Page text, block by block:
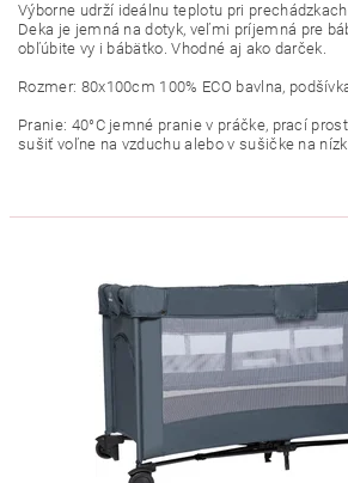
Výborne udrží ideálnu teplotu pri
Deka je jemná nadotyk, veľmi príjemná pre
obľúbite vy i bábätko. Vhodné aj ako darček.
Rozmer: 80x100cm 100% ECO bavlna,
Pranie: 40°C jemné pranie v práčke, prací
sušiť voľne na vzduchu alebo v sušičke na